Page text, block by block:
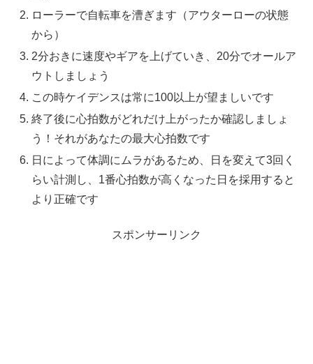
ローラーで自転車を漕ぎます（アウターローの状態
から）
2分おきに速度やギアを上げていき、20分でオールア
ウトしましょう
この時ケイデンスは常に100以上が望ましいです
終了後に心拍数がどれだけ上がったか確認しましょ
う！それがあなたの最大心拍数です
日によって体調にムラがあるため、日を変えて3回く
らい計測し、1番心拍数が高くなった日を採用すると
より正確です
スポンサーリンク